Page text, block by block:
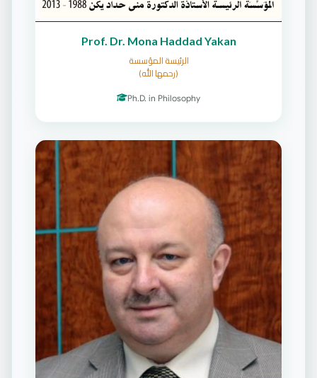
Prof. Dr. Mona Haddad Yakan
الرئيسة المؤسسة
(رحمها الله)
Ph.D. in Philosophy